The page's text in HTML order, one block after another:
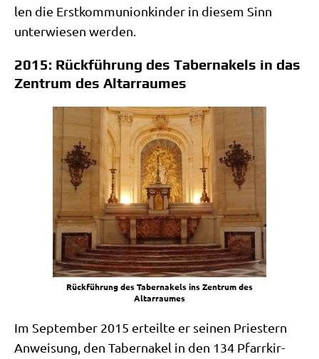
len die Erst­kom­mu­ni­on­kin­der in die­sem Sinn
unter­wie­sen werden.
2015: Rückführung des Tabernakels in das
Zentrum des Altarraumes
Rück­füh­rung des Taber­na­kels ins Zen­trum des
Altarraumes
Im Sep­tem­ber 2015 erteil­te er sei­nen Prie­stern
Anwei­sung, den Taber­na­kel in den 134 Pfarr­kir­